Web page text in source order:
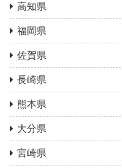
高知県
福岡県
佐賀県
長崎県
熊本県
大分県
宮崎県